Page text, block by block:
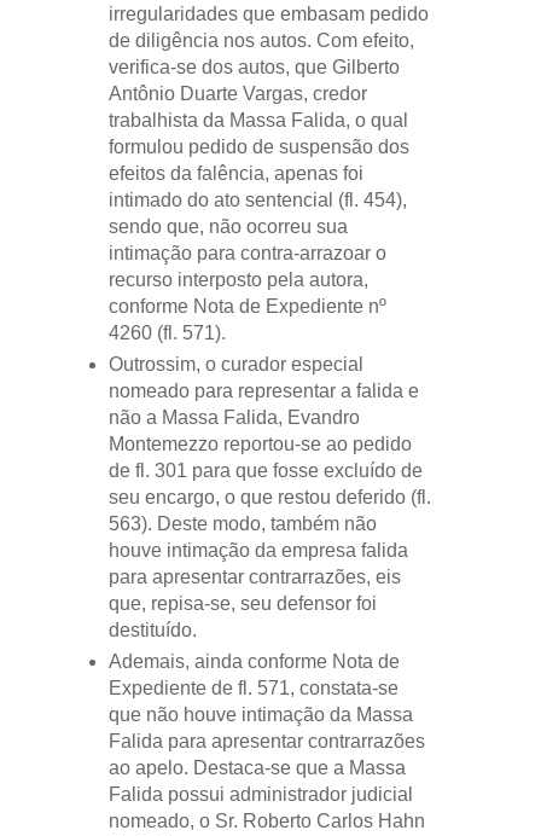
irregularidades que embasam pedido
de diligência nos autos. Com efeito,
verifica-se dos autos, que Gilberto
Antônio Duarte Vargas, credor
trabalhista da Massa Falida, o qual
formulou pedido de suspensão dos
efeitos da falência, apenas foi
intimado do ato sentencial (fl. 454),
sendo que, não ocorreu sua
intimação para contra-arrazoar o
recurso interposto pela autora,
conforme Nota de Expediente nº
4260 (fl. 571).
Outrossim, o curador especial
nomeado para representar a falida e
não a Massa Falida, Evandro
Montemezzo reportou-se ao pedido
de fl. 301 para que fosse excluído de
seu encargo, o que restou deferido (fl.
563). Deste modo, também não
houve intimação da empresa falida
para apresentar contrarrazões, eis
que, repisa-se, seu defensor foi
destituído.
Ademais, ainda conforme Nota de
Expediente de fl. 571, constata-se
que não houve intimação da Massa
Falida para apresentar contrarrazões
ao apelo. Destaca-se que a Massa
Falida possui administrador judicial
nomeado, o Sr. Roberto Carlos Hahn